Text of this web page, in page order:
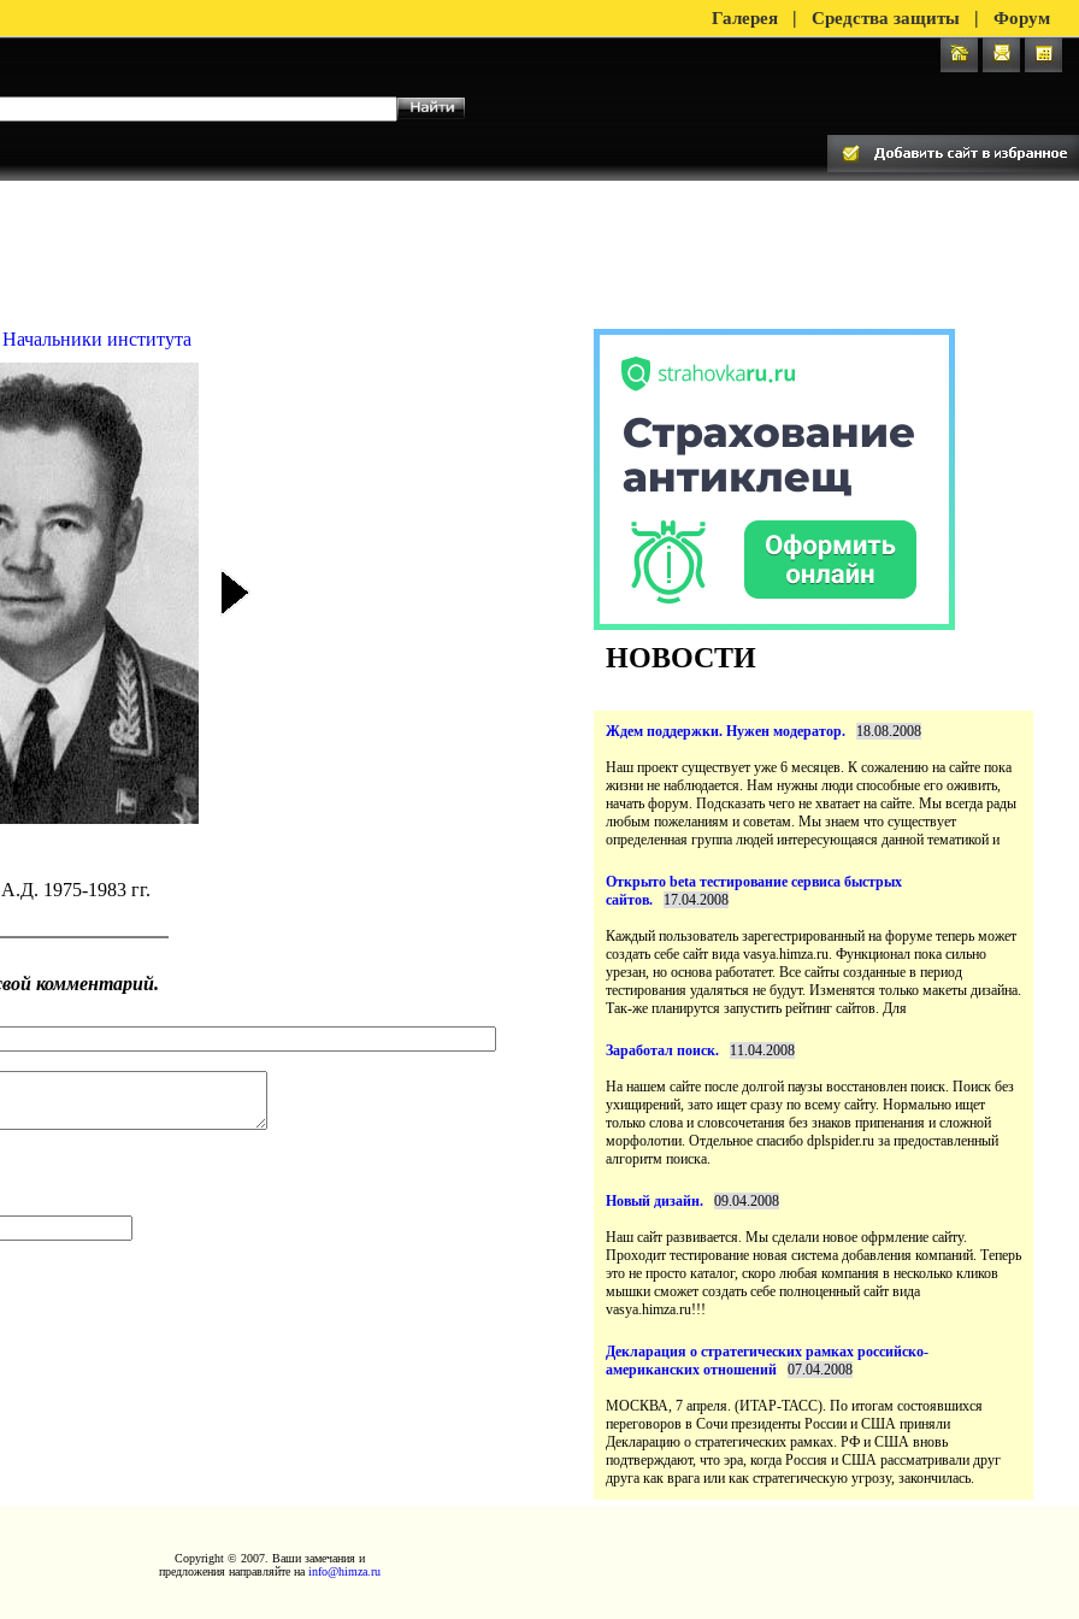
Галерея | Средства защиты | Форум
1975-1983 гг.
НОВОСТИ
Наш проект существует уже 6 месяцев. К сожалению на сайте пока
жизни не наблюдается. Нам нужны люди способные его оживить,
начать форум. Подсказать чего не хватает на сайте. Мы всегда рады
любым пожеланиям и советам. Мы знаем что существует
Открыто beta тестирование сервиса быстрых
Каждый пользователь зарегестрированный на форуме теперь может
создать себе сайт вида vasya.himza.ru. Функционал пока сильно
урезан, но основа работатет. Все сайты созданные в период
тестирования удаляться не будут. Изменятся только макеты дизайна.
На нашем сайте после долгой паузы восстановлен поиск. Поиск без
ухищирений, зато ищет сразу по всему сайту. Нормально ищет
только слова и словсочетания без знаков припенания и сложной
морфолотии. Отдельное спасибо dplspider.ru за предоставленный
Наш сайт развивается. Мы сделали новое офрмление сайту.
Проходит тестирование новая система добавления компаний. Теперь
это не просто каталог, скоро любая компания в несколько кликов
мышки сможет создать себе полноценный сайт вида
vasya.himza.ru!!!
МОСКВА, 7 апреля. (ИТАР-ТАСС). По итогам состоявшихся
переговоров в Сочи президенты России и США приняли
Декларацию о стратегических рамках. РФ и США вновь
подтверждают, что эра, когда Россия и США рассматривали друг
Copyright © 2007. Ваши замечания и
предложения направляйте на